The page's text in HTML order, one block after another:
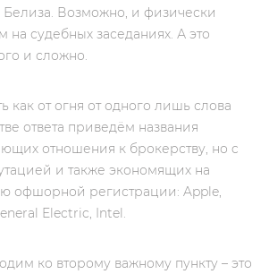
Белиза. Возможно, и физически
на судебных заседаниях. А это
и сложно.
как от огня от одного лишь слова
ответа приведём названия
отношения к брокерству, но c
и также экономящих на
офшорной регистрации: Apple,
Electric, Intel.
ко второму важному пункту – это